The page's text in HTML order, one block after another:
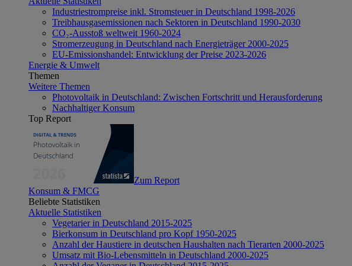
Industriestrompreise inkl. Stromsteuer in Deutschland 1998-2026
Treibhausgasemissionen nach Sektoren in Deutschland 1990-2030
CO₂-Ausstoß weltweit 1960-2024
Stromerzeugung in Deutschland nach Energieträger 2000-2025
EU-Emissionshandel: Entwicklung der Preise 2023-2026
Energie & Umwelt
Themen
Weitere Themen
Photovoltaik in Deutschland: Zwischen Fortschritt und Herausforderung
Nachhaltiger Konsum
Top Report
Zum Report
Konsum & FMCG
Beliebte Statistiken
Aktuelle Statistiken
Vegetarier in Deutschland 2015-2025
Bierkonsum in Deutschland pro Kopf 1950-2025
Anzahl der Haustiere in deutschen Haushalten nach Tierarten 2000-2025
Umsatz mit Bio-Lebensmitteln in Deutschland 2000-2025